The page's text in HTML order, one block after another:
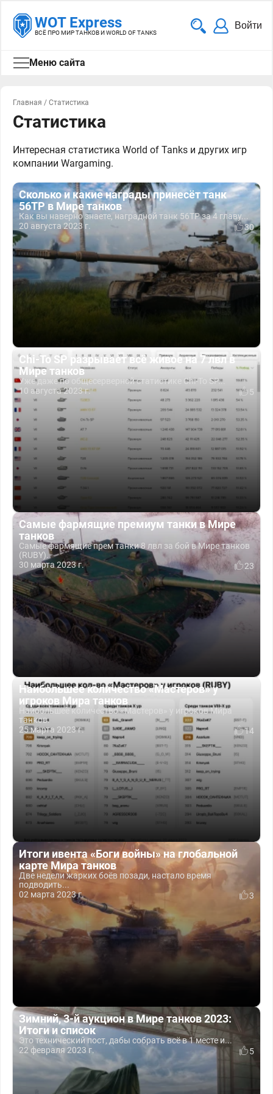
WOT Express
ВСЁ ПРО МИР ТАНКОВ И WORLD OF TANKS
Войти
Меню сайта
Главная / Статистика
Статистика
Интересная статистика World of Tanks и других игр
компании Wargaming.
Сколько и какие награды принесёт танк
56TP в Мире танков
Как вы наверно знаете, наградной танк 56TP за 4 главу...
20 августа 2023 г.
30
Chi-To SP разрывает всё живое на 7 лвл в
Мире танков
Уже даже по общесерверной статистике Chi-To SP...
10 августа 2023 г.
5
Самые фармящие премиум танки в Мире
танков
Самые фармящие прем танки 8 лвл за бой в Мире танков
(RUBY).
30 марта 2023 г.
23
Наибольшее количество «Мастеров» у
игроков Мира танков
Наибольшее количество «Мастеров» у игроков Мира
танков.
25 марта 2023 г.
14
Итоги ивента «Боги войны» на глобальной
карте Мира танков
Две недели жарких боёв позади, настало время
подводить...
02 марта 2023 г.
3
Зимний, 3-й аукцион в Мире танков 2023:
Итоги и список
Это технический пост, дабы собрать всё в 1 месте и...
22 февраля 2023 г.
5